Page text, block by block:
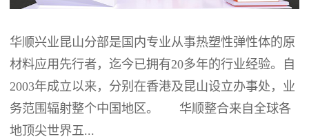
华顺兴业昆山分部是国内专业从事热塑性弹性体的原
材料应用先行者，迄今已拥有20多年的行业经验。自
2003年成立以来，分别在香港及昆山设立办事处，业
务范围辐射整个中国地区。 华顺整合来自全球各
地顶尖世界五...